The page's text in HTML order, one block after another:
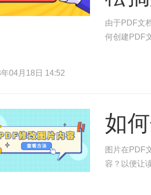
由于PDF文
何创建PDF
04月18日 14:52
如
图片在PDF
容？以便让